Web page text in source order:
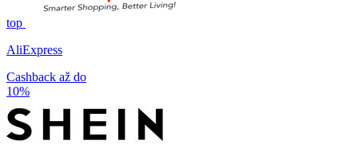
top
AliExpress
Cashback až do
10%